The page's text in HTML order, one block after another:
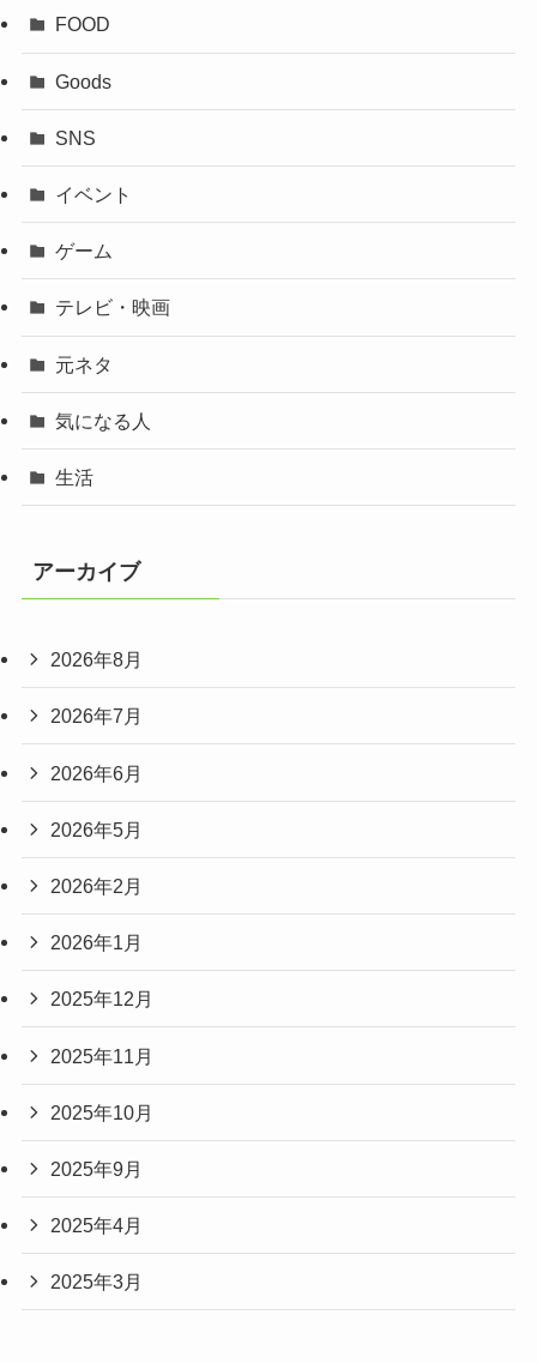
FOOD
Goods
SNS
イベント
ゲーム
テレビ・映画
元ネタ
気になる人
生活
アーカイブ
2026年8月
2026年7月
2026年6月
2026年5月
2026年2月
2026年1月
2025年12月
2025年11月
2025年10月
2025年9月
2025年4月
2025年3月